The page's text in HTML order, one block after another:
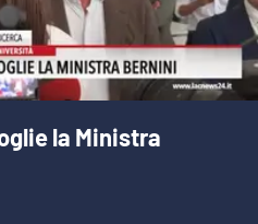
la Ministra